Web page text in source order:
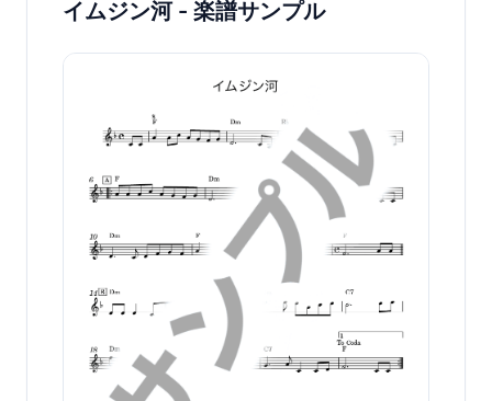
イムジン河- 楽譜サンプル